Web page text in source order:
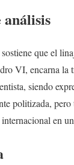
análisis
que el
VI, encarna la
siendo
politizada, pero
en